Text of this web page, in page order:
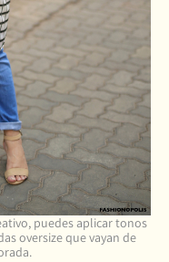
puedes aplicar tonos
oversize que vayan de